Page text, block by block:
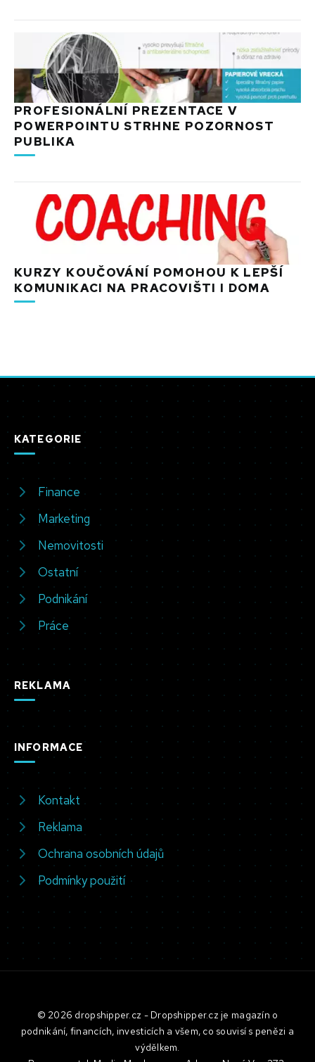
PROFESIONÁLNÍ PREZENTACE V
POWERPOINTU STRHNE POZORNOST
PUBLIKA
KURZY KOUČOVÁNÍ POMOHOU K LEPŠÍ
KOMUNIKACI NA PRACOVIŠTI I DOMA
KATEGORIE
Finance
Marketing
Nemovitosti
Ostatní
Podnikání
Práce
REKLAMA
INFORMACE
Kontakt
Reklama
Ochrana osobních údajů
Podmínky použití
© 2026 dropshipper.cz - Dropshipper.cz je magazín o
podnikání, financích, investicích a všem, co souvisí s penězi a
výdělkem.